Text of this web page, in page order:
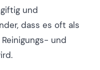
und
dass es oft als
und